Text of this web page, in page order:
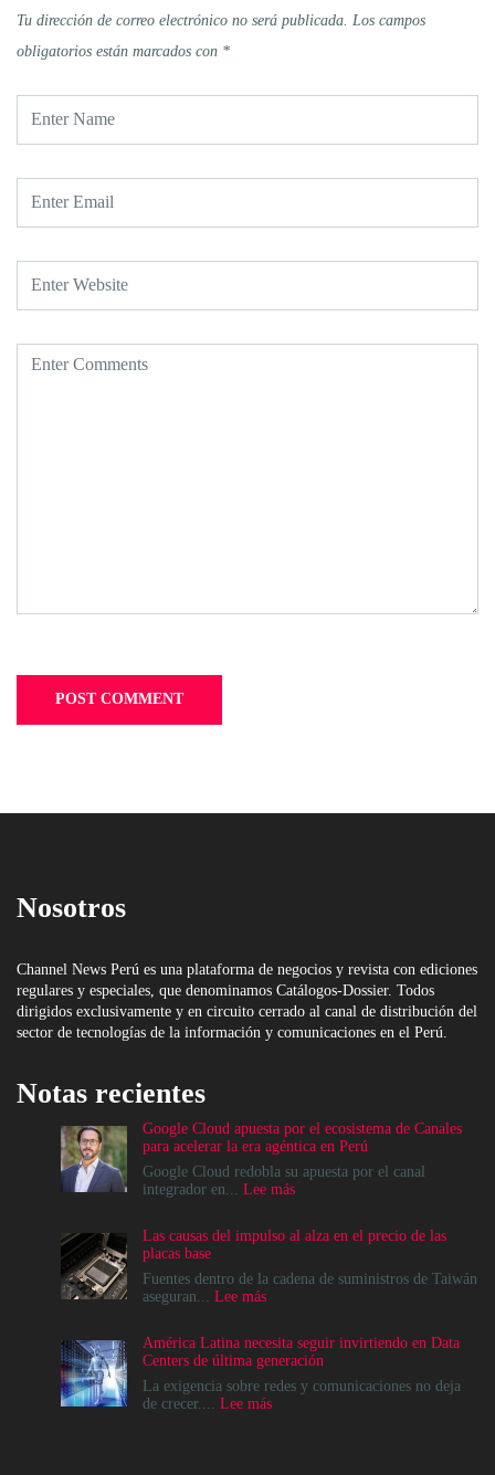
Tu dirección de correo electrónico no será publicada. Los campos
obligatorios están marcados con *
Nosotros
Channel News Perú es una plataforma de negocios y revista con ediciones
regulares y especiales, que denominamos Catálogos-Dossier. Todos
dirigidos exclusivamente y en circuito cerrado al canal de distribución del
sector de tecnologías de la información y comunicaciones en el Perú.
Notas recientes
Google Cloud apuesta por el ecosistema de Canales
para acelerar la era agéntica en Perú
Google Cloud redobla su apuesta por el canal
integrador en... Lee más:
apuesta
el
para
acelerar
la
era
Las causas del impulso al alza en el precio de las
placas base
Fuentes dentro de la cadena de suministros de Taiwán
aseguran... Lee más:
del
impulso
al
alza
América Latina necesita seguir invirtiendo en Data
Centers de última generación
La exigencia sobre redes y comunicaciones no deja
de crecer.... Lee más: